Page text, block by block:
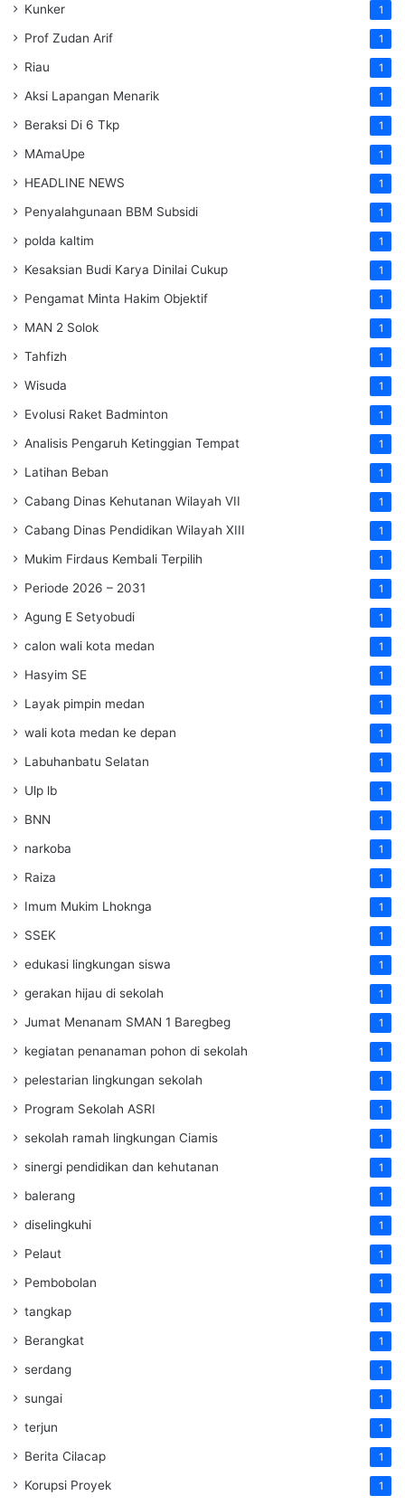
Kunker 1
Prof Zudan Arif 1
Riau 1
Aksi Lapangan Menarik 1
Beraksi Di 6 Tkp 1
MAmaUpe 1
HEADLINE NEWS 1
Penyalahgunaan BBM Subsidi 1
polda kaltim 1
Kesaksian Budi Karya Dinilai Cukup 1
Pengamat Minta Hakim Objektif 1
MAN 2 Solok 1
Tahfizh 1
Wisuda 1
Evolusi Raket Badminton 1
Analisis Pengaruh Ketinggian Tempat 1
Latihan Beban 1
Cabang Dinas Kehutanan Wilayah VII 1
Cabang Dinas Pendidikan Wilayah XIII 1
Mukim Firdaus Kembali Terpilih 1
Periode 2026 – 2031 1
Agung E Setyobudi 1
calon wali kota medan 1
Hasyim SE 1
Layak pimpin medan 1
wali kota medan ke depan 1
Labuhanbatu Selatan 1
Ulp lb 1
BNN 1
narkoba 1
Raiza 1
Imum Mukim Lhoknga 1
SSEK 1
edukasi lingkungan siswa 1
gerakan hijau di sekolah 1
Jumat Menanam SMAN 1 Baregbeg 1
kegiatan penanaman pohon di sekolah 1
pelestarian lingkungan sekolah 1
Program Sekolah ASRI 1
sekolah ramah lingkungan Ciamis 1
sinergi pendidikan dan kehutanan 1
balerang 1
diselingkuhi 1
Pelaut 1
Pembobolan 1
tangkap 1
Berangkat 1
serdang 1
sungai 1
terjun 1
Berita Cilacap 1
Korupsi Proyek 1